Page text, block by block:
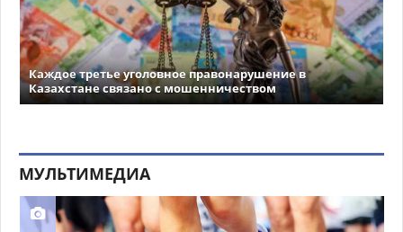
Каждое третье уголовное правонарушение в
Казахстане связано с мошенничеством
МУЛЬТИМЕДИА